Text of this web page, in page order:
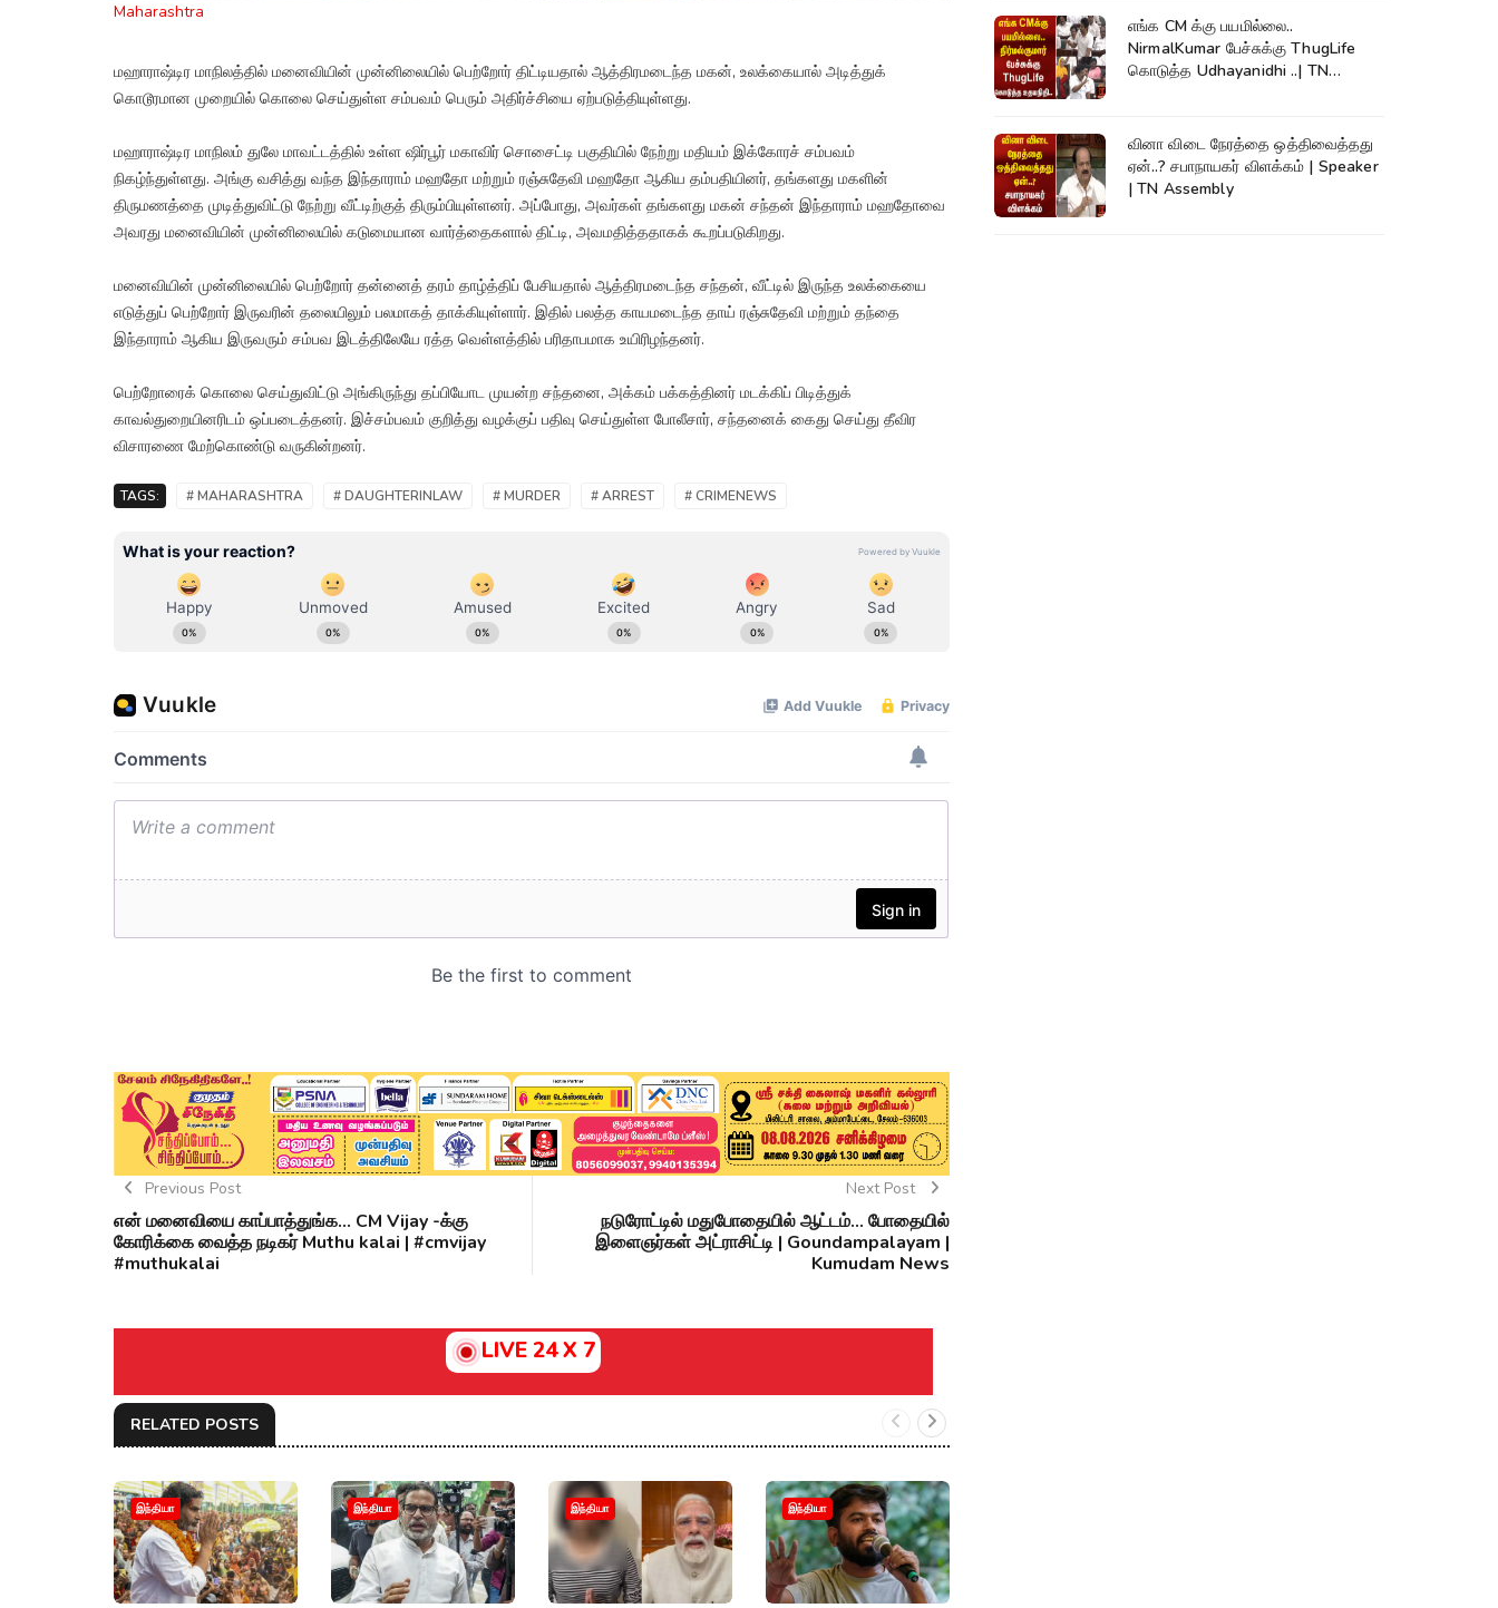
Maharashtra
மஹாராஷ்டிர மாநிலத்தில் மனைவியின் முன்னிலையில் பெற்றோர் திட்டியதால் ஆத்திரமடைந்த மகன், உலக்கையால் அடித்துக்
கொடூரமான முறையில் கொலை செய்துள்ள சம்பவம் பெரும் அதிர்ச்சியை ஏற்படுத்தியுள்ளது.
மஹாராஷ்டிர மாநிலம் துலே மாவட்டத்தில் உள்ள ஷிர்பூர் மகாவிர் சொசைட்டி பகுதியில் நேற்று மதியம் இக்கோரச் சம்பவம்
நிகழ்ந்துள்ளது. அங்கு வசித்து வந்த இந்தாராம் மஹதோ மற்றும் ரஞ்சுதேவி மஹதோ ஆகிய தம்பதியினர், தங்களது மகளின்
திருமணத்தை முடித்துவிட்டு நேற்று வீட்டிற்குத் திரும்பியுள்ளனர். அப்போது, அவர்கள் தங்களது மகன் சந்தன் இந்தாராம் மஹதோவை
அவரது மனைவியின் முன்னிலையில் கடுமையான வார்த்தைகளால் திட்டி, அவமதித்ததாகக் கூறப்படுகிறது.
மனைவியின் முன்னிலையில் பெற்றோர் தன்னைத் தரம் தாழ்த்திப் பேசியதால் ஆத்திரமடைந்த சந்தன், வீட்டில் இருந்த உலக்கையை
எடுத்துப் பெற்றோர் இருவரின் தலையிலும் பலமாகத் தாக்கியுள்ளார். இதில் பலத்த காயமடைந்த தாய் ரஞ்சுதேவி மற்றும் தந்தை
இந்தாராம் ஆகிய இருவரும் சம்பவ இடத்திலேயே ரத்த வெள்ளத்தில் பரிதாபமாக உயிரிழந்தனர்.
பெற்றோரைக் கொலை செய்துவிட்டு அங்கிருந்து தப்பியோட முயன்ற சந்தனை, அக்கம் பக்கத்தினர் மடக்கிப் பிடித்துக்
காவல்துறையினரிடம் ஒப்படைத்தனர். இச்சம்பவம் குறித்து வழக்குப் பதிவு செய்துள்ள போலீசார், சந்தனைக் கைது செய்து தீவிர
விசாரணை மேற்கொண்டு வருகின்றனர்.
TAGS: # MAHARASHTRA # DAUGHTERINLAW # MURDER # ARREST # CRIMENEWS
Previous Post
என் மனைவியை காப்பாத்துங்க... CM Vijay -க்கு
கோரிக்கை வைத்த நடிகர் Muthu kalai | #cmvijay
#muthukalai
Next Post
நடுரோட்டில் மதுபோதையில் ஆட்டம்... போதையில்
இளைஞர்கள் அட்ராசிட்டி | Goundampalayam |
Kumudam News
LIVE 24 X 7
RELATED POSTS
இந்தியா இந்தியா இந்தியா இந்தியா
எங்க CM க்கு பயமில்லை..
NirmalKumar பேச்சுக்கு ThugLife
கொடுத்த Udhayanidhi ..| TN
வினா விடை நேரத்தை ஒத்திவைத்தது
ஏன்..? சபாநாயகர் விளக்கம் | Speaker
| TN Assembly